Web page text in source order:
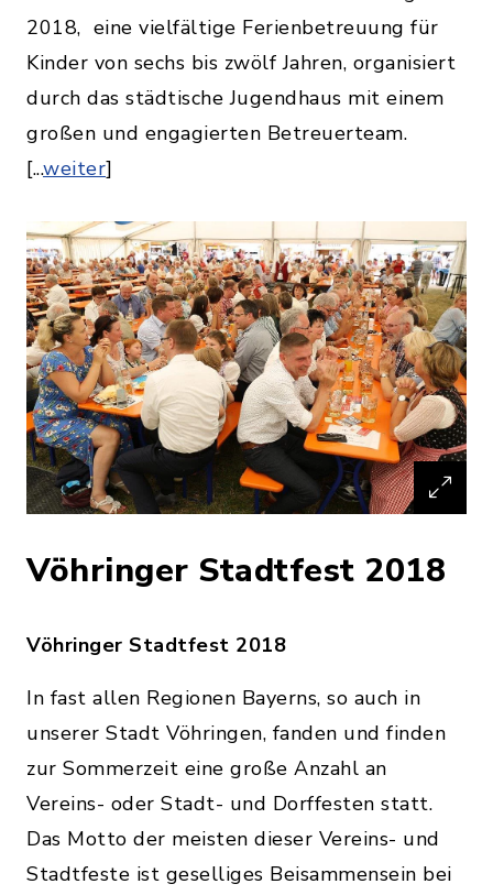
2018, eine vielfältige Ferienbetreuung für
Kinder von sechs bis zwölf Jahren, organisiert
durch das städtische Jugendhaus mit einem
großen und engagierten Betreuerteam.
[...weiter]
Vöhringer Stadtfest 2018
Vöhringer Stadtfest 2018
In fast allen Regionen Bayerns, so auch in
unserer Stadt Vöhringen, fanden und finden
zur Sommerzeit eine große Anzahl an
Vereins- oder Stadt- und Dorffesten statt.
Das Motto der meisten dieser Vereins- und
Stadtfeste ist geselliges Beisammensein bei